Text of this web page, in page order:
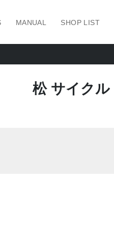
MANUAL SHOP LIST
松 サイクル